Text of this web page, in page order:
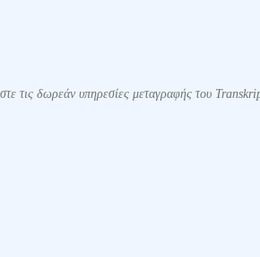
τις δωρεάν υπηρεσίες μεταγραφής του